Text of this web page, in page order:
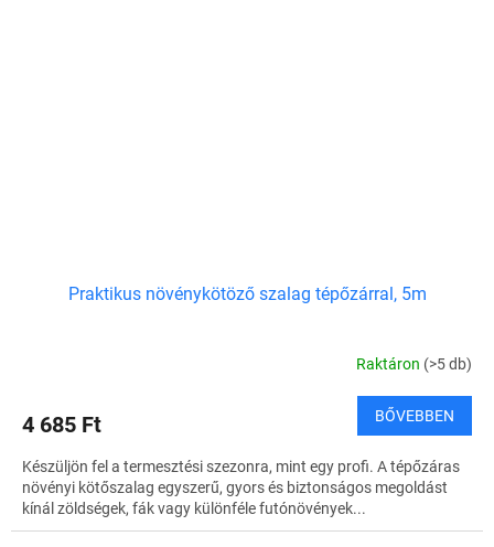
Praktikus növénykötöző szalag tépőzárral, 5m
Raktáron (>5 db)
4 685 Ft BŐVEBBEN
Készüljön fel a termesztési szezonra, mint egy profi. A tépőzáras
növényi kötőszalag egyszerű, gyors és biztonságos megoldást
kínál zöldségek, fák vagy különféle futónövények...